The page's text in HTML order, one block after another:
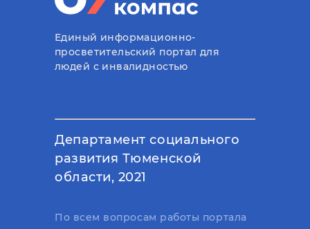
Единый информационно-
просветительский портал для
людей с инвалидностью
Департамент социального
развития Тюменской
области, 2021
По всем вопросам работы портала